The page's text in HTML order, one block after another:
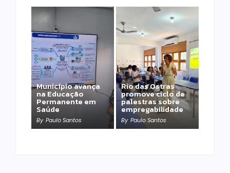
Município avança
na Educação
Permanente em
Saúde
By Paulo Santos
Rio das Ostras
promove ciclo de
palestras sobre
empregabilidade
By Paulo Santos